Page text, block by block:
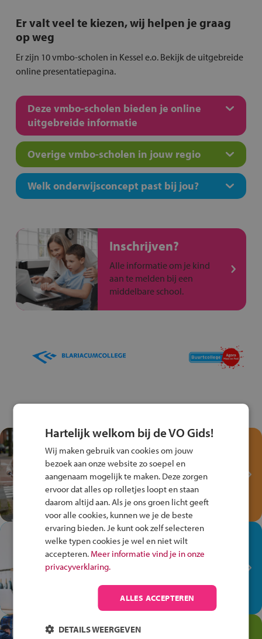
Er valt veel te kiezen, wij helpen je graag
op weg
Er zijn 10 vmbo-scholen in Kessel e.o. Bekijk de uitgebreide
online presentatiepagina.
Deze vmbo-scholen bieden je online
uitgebreide informatie
Overige vmbo-scholen in jouw regio
Welk onderwijsconcept past bij jou?
Inschrijven?
Alle informatie om je kind
aan te melden bij een
middelbare school.
Test je kennis met het
Fiets Veilig
Verkeersspel!
Speel het Fiets Veilig Verkeersspel
en win een Cortina-fiets!
In de winkel ben je op je
plek!
Ontdek via het vmbo jouw talent
op de winkelvloer, waar elke dag
anders is!
Jouw talent in de
Hartelijk welkom bij de VO Gids!
Wij maken gebruik van cookies om jouw
bezoek aan onze website zo soepel en
aangenaam mogelijk te maken. Deze zorgen
ervoor dat alles op rolletjes loopt en staan
daarom altijd aan. Als je ons groen licht geeft
voor alle cookies, kunnen we je de beste
ervaring bieden. Je kunt ook zelf selecteren
welke typen cookies je wel en niet wilt
accepteren. Meer informatie vind je in onze
privacyverklaring.
ALLES ACCEPTEREN
DETAILS WEERGEVEN